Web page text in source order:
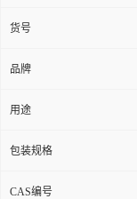
货号
品牌
用途
包装规格
CAS编号